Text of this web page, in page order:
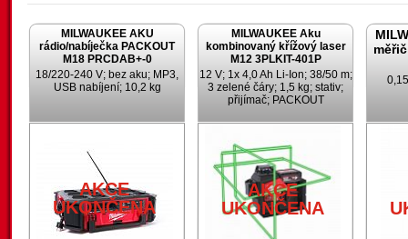
MILWAUKEE AKU
rádio/nabíječka PACKOUT
M18 PRCDAB+-0
18/220-240 V; bez aku; MP3,
USB nabíjení; 10,2 kg
AKCE
UKONČENA
MILWAUKEE Aku
kombinovaný křížový laser
M12 3PLKIT-401P
12 V; 1x 4,0 Ah Li-Ion; 38/50 m;
3 zelené čáry; 1,5 kg; stativ;
přijímač; PACKOUT
AKCE
UKONČENA